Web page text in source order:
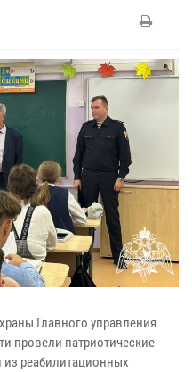
Главного управления
провели патриотические
реабилитационных